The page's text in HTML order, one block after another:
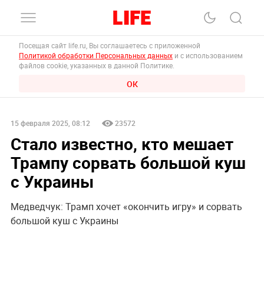
Посещая сайт life.ru, Вы соглашаетесь с приложенной
Политикой обработки Персональных данных и с использованием
файлов cookie, указанных в данной Политике.
ОК
15 февраля 2025, 08:12 23572
Стало известно, кто мешает
Трампу сорвать большой куш
с Украины
Медведчук: Трамп хочет «окончить игру» и сорвать
большой куш с Украины